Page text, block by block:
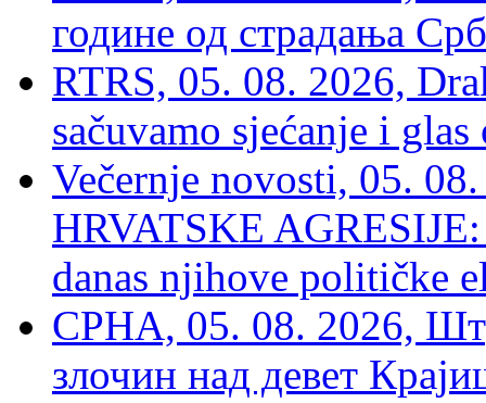
године од страдања
RTRS, 05. 08. 2026,
sačuvamo sjećanje i
Večernje novosti, 05.
HRVATSKE
danas njihove političke
СРНА, 05. 08. 2026,
злочин над девет